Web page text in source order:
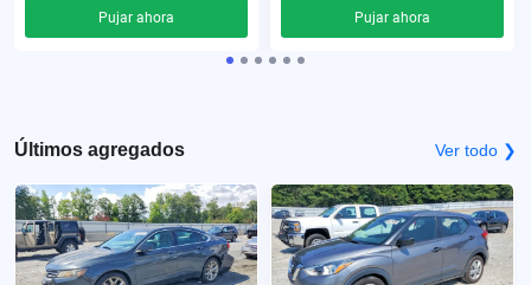
Pujar ahora
Pujar ahora
Últimos agregados Ver todo ❯